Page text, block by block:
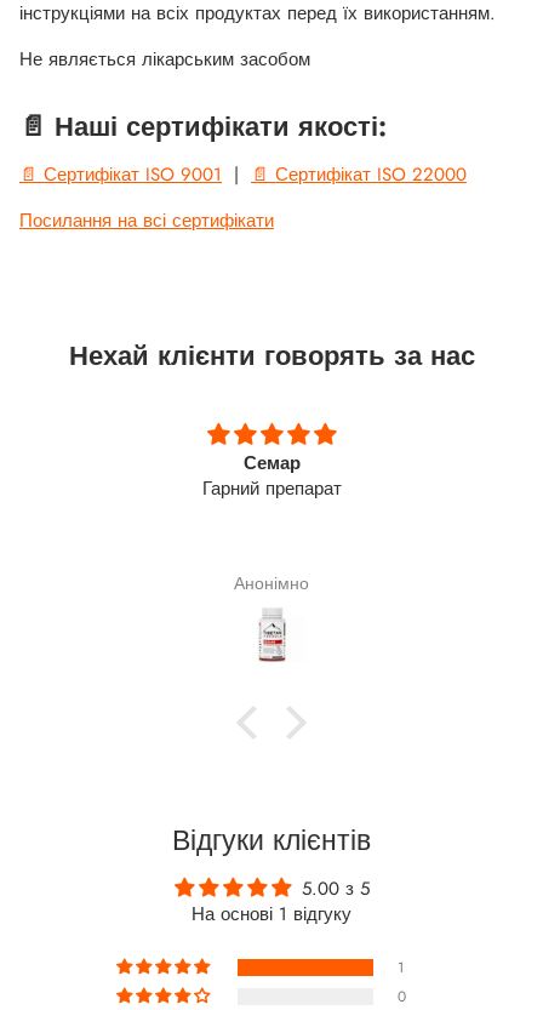
інструкціями на всіх продуктах перед їх використанням.
Не являється лікарським засобом
📄 Наші сертифікати якості:
📄 Сертифікат ISO 9001 |
📄 Сертифікат ISO 22000
Посилання на всі сертифікати
Нехай клієнти говорять за нас
Семар
Гарний препарат
Анонімно
Відгуки клієнтів
5.00 з 5
На основі 1 відгуку
1
0